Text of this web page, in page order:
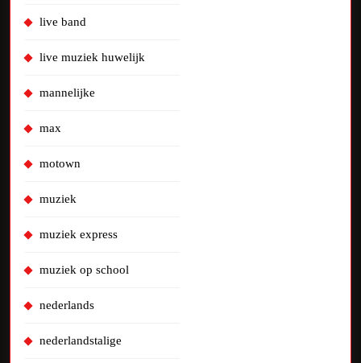
live band
live muziek huwelijk
mannelijke
max
motown
muziek
muziek express
muziek op school
nederlands
nederlandstalige